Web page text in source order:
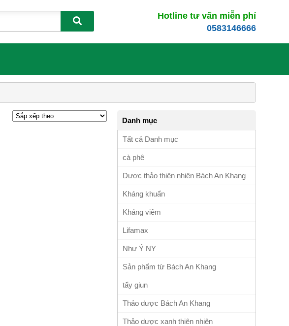
Hotline tư vấn miễn phí
0583146666
Danh mục
Tất cả Danh mục
cà phê
Dược thảo thiên nhiên Bách An Khang
Kháng khuẩn
Kháng viêm
Lifamax
Như Ý NY
Sản phẩm từ Bách An Khang
tẩy giun
Thảo dược Bách An Khang
Thảo dược xanh thiên nhiên